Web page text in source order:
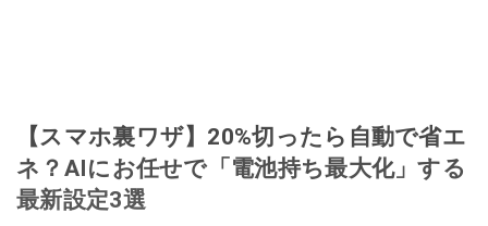
【スマホ裏ワザ】20%切ったら自動で省エ
ネ？AIにお任せで「電池持ち最大化」する
最新設定3選